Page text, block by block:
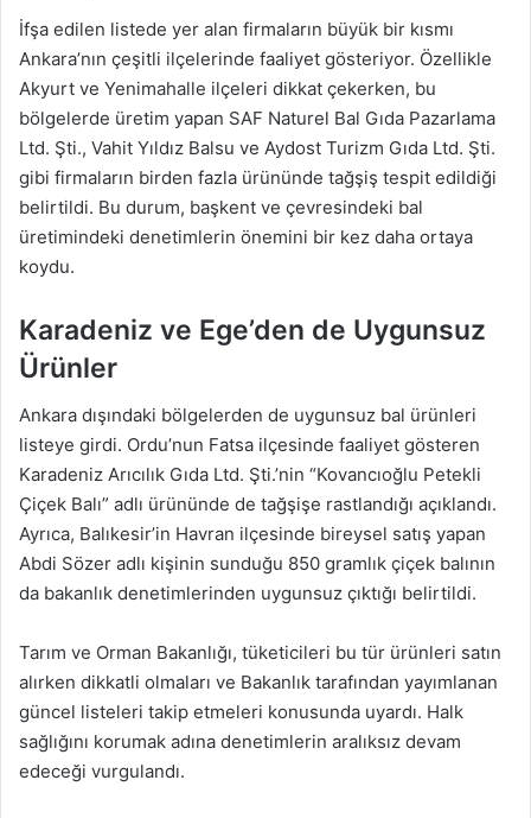
İfşa edilen listede yer alan firmaların büyük bir kısmı
Ankara’nın çeşitli ilçelerinde faaliyet gösteriyor. Özellikle
Akyurt ve Yenimahalle ilçeleri dikkat çekerken, bu
bölgelerde üretim yapan SAF Naturel Bal Gıda Pazarlama
Ltd. Şti., Vahit Yıldız Balsu ve Aydost Turizm Gıda Ltd. Şti.
gibi firmaların birden fazla ürününde tağşiş tespit edildiği
belirtildi. Bu durum, başkent ve çevresindeki bal
üretimindeki denetimlerin önemini bir kez daha ortaya
koydu.
Karadeniz ve Ege’den de Uygunsuz
Ürünler
Ankara dışındaki bölgelerden de uygunsuz bal ürünleri
listeye girdi. Ordu’nun Fatsa ilçesinde faaliyet gösteren
Karadeniz Arıcılık Gıda Ltd. Şti.’nin “Kovancıoğlu Petekli
Çiçek Balı” adlı ürününde de tağşişe rastlandığı açıklandı.
Ayrıca, Balıkesir’in Havran ilçesinde bireysel satış yapan
Abdi Sözer adlı kişinin sunduğu 850 gramlık çiçek balının
da bakanlık denetimlerinden uygunsuz çıktığı belirtildi.
Tarım ve Orman Bakanlığı, tüketicileri bu tür ürünleri satın
alırken dikkatli olmaları ve Bakanlık tarafından yayımlanan
güncel listeleri takip etmeleri konusunda uyardı. Halk
sağlığını korumak adına denetimlerin aralıksız devam
edeceği vurgulandı.